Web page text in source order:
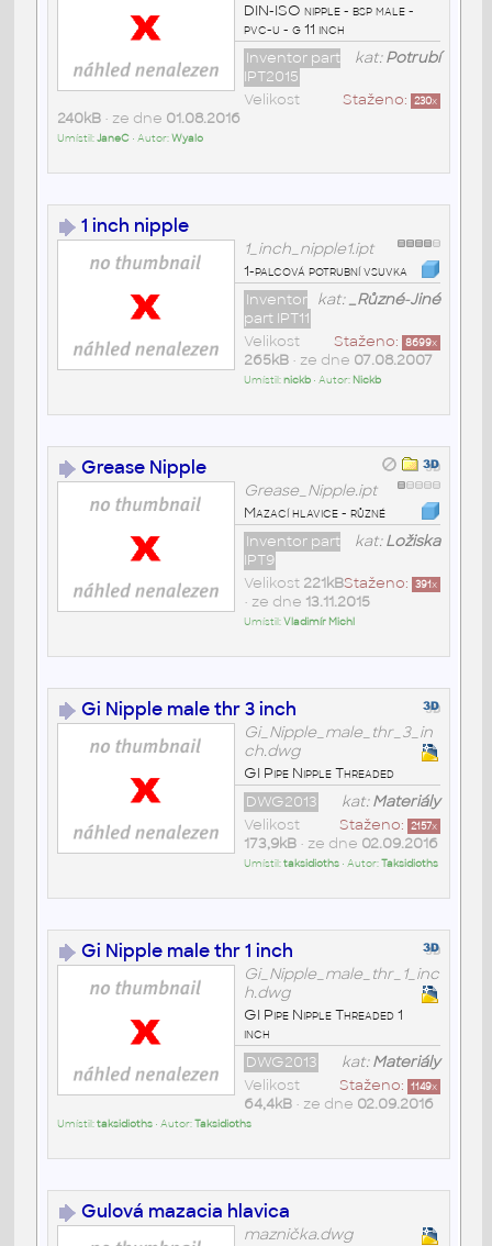
DIN-ISO nipple - bsp male -
pvc-u - g 11 inch
kat:Potrubí
Inventor part
IPT2015
Staženo: 230x
Velikost
240kB• ze dne 01.08.2016
Umístil:JaneC• Autor:Wyalo
1 inch nipple
1_inch_nipple1.ipt
1-palcová potrubní vsuvka
kat:_Různé-Jiné
Inventor
part IPT11
Staženo: 8699x
Velikost
265kB• ze dne 07.08.2007
Umístil:nickb• Autor: Nickb
Grease Nipple
Grease_Nipple.ipt
Mazací hlavice - různé
kat:Ložiska
Inventor part
IPT9
Staženo: 391x
Velikost 221kB
• ze dne 13.11.2015
Umístil:Vladimír Michl
Gi Nipple male thr 3 inch
Gi_Nipple_male_thr_3_in
ch.dwg
GI Pipe Nipple Threaded
kat:Materiály
DWG2013
Staženo: 2157x
Velikost
173,9kB• ze dne 02.09.2016
Umístil:taksidioths• Autor:Taksidioths
Gi Nipple male thr 1 inch
Gi_Nipple_male_thr_1_inc
h.dwg
GI Pipe Nipple Threaded 1
inch
kat:Materiály
DWG2013
Staženo: 1149x
Velikost
64,4kB• ze dne 02.09.2016
Umístil:taksidioths• Autor:Taksidioths
Gulová mazacia hlavica
maznička.dwg